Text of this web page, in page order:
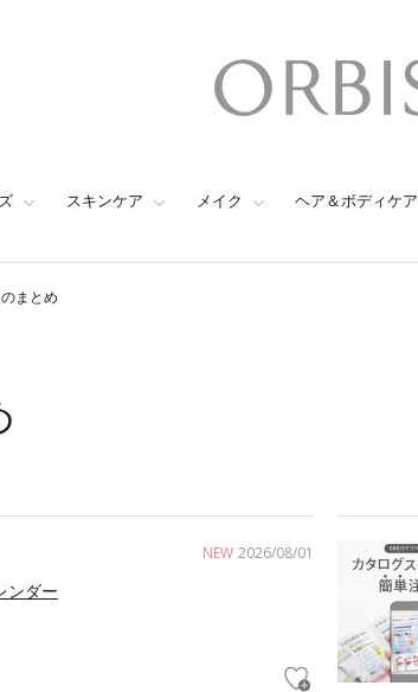
スキンケア メイク ヘア＆ボディケア
まとめ
NEW 2026/08/01
ンダー